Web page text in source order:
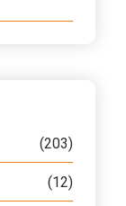
(203)
(12)